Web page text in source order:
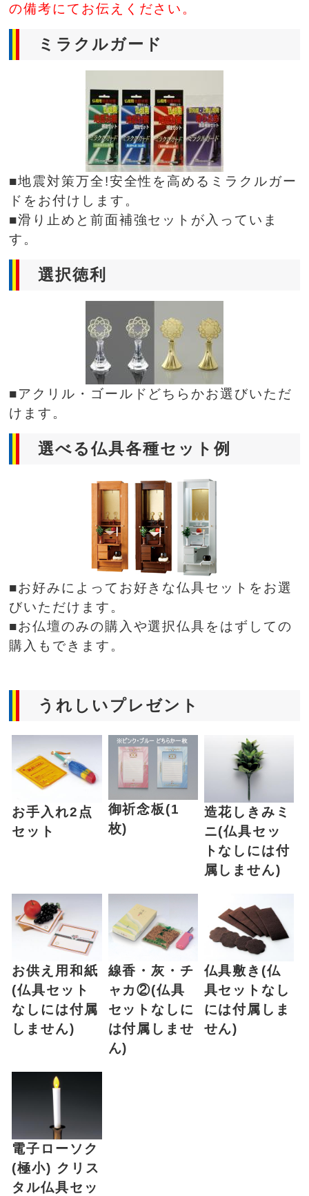
の備考にてお伝えください。
ミラクルガード
■地震対策万全!安全性を高めるミラクルガー
ドをお付けします。
■滑り止めと前面補強セットが入っていま
す。
選択徳利
■アクリル・ゴールドどちらかお選びいただ
けます。
選べる仏具各種セット例
■お好みによってお好きな仏具セットをお選
びいただけます。
■お仏壇のみの購入や選択仏具をはずしての
購入もできます。
うれしいプレゼント
お手入れ2点
セット
御祈念板(1
枚)
造花しきみミ
ニ(仏具セッ
トなしには付
属しません)
お供え用和紙
(仏具セット
なしには付属
しません)
線香・灰・チ
ャカ②(仏具
セットなしに
は付属しませ
ん)
仏具敷き(仏
具セットなし
には付属しま
せん)
電子ローソク
(極小) クリス
タル仏具セッ